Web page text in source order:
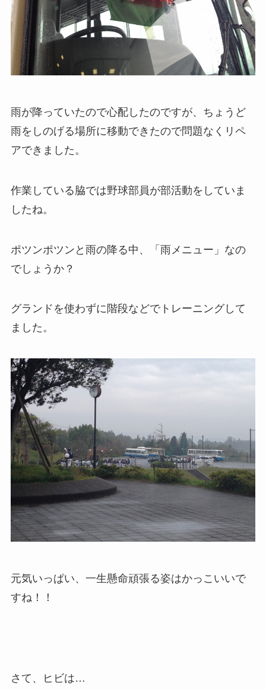
雨が降っていたので心配したのですが、ちょうど
雨をしのげる場所に移動できたので問題なくリペ
アできました。
作業している脇では野球部員が部活動をしていま
したね。
ポツンポツンと雨の降る中、「雨メニュー」なの
でしょうか？
グランドを使わずに階段などでトレーニングして
ました。
元気いっぱい、一生懸命頑張る姿はかっこいいで
すね！！
さて、ヒビは…